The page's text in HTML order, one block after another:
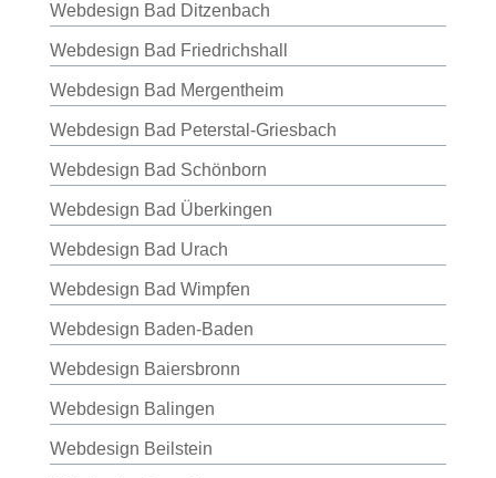
Webdesign Bad Ditzenbach
Webdesign Bad Friedrichshall
Webdesign Bad Mergentheim
Webdesign Bad Peterstal-Griesbach
Webdesign Bad Schönborn
Webdesign Bad Überkingen
Webdesign Bad Urach
Webdesign Bad Wimpfen
Webdesign Baden-Baden
Webdesign Baiersbronn
Webdesign Balingen
Webdesign Beilstein